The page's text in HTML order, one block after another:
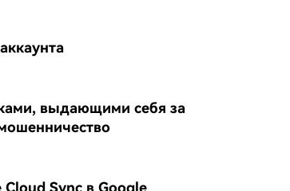
выдающими себя за
Sync в Google